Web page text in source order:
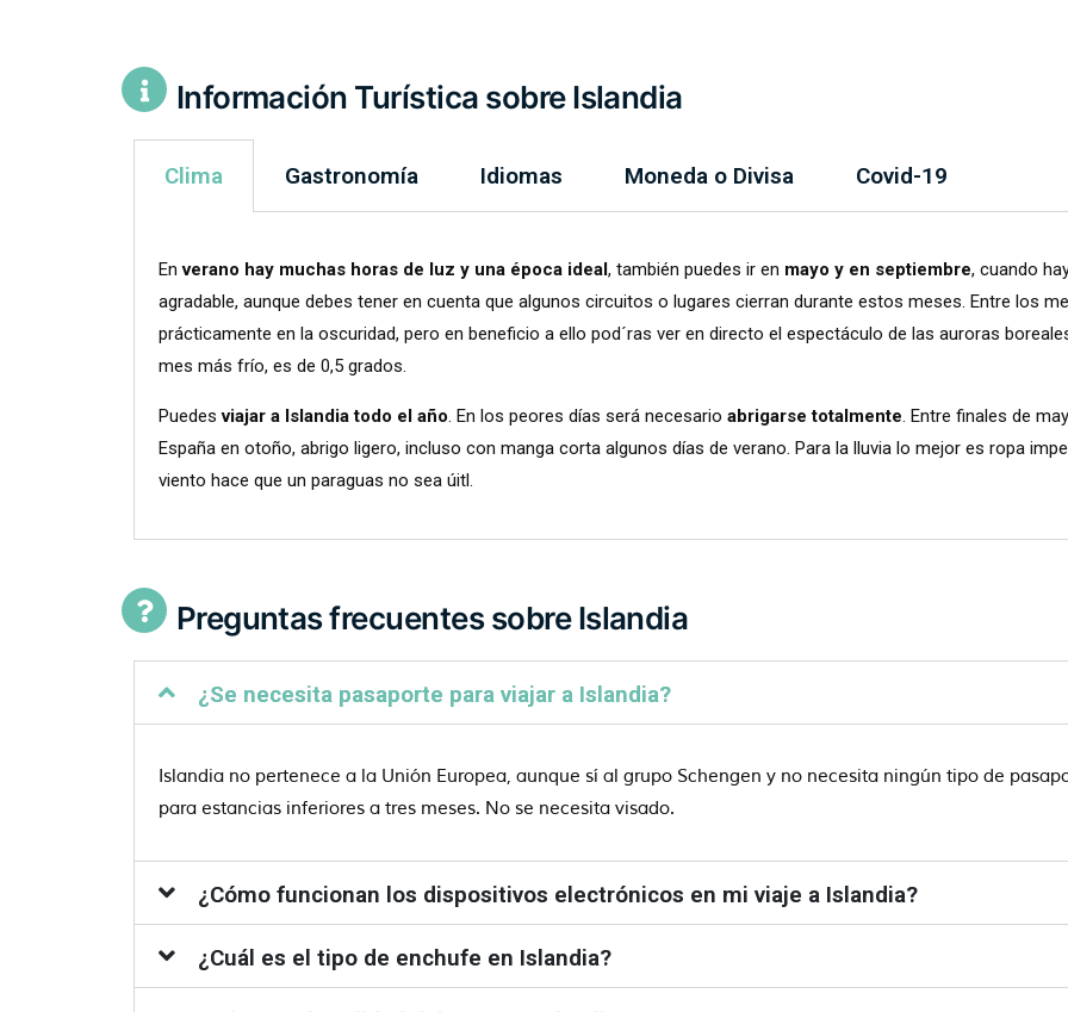
Información Turística sobre Islandia
Clima Gastronomía Idiomas Moneda o Divisa Covid-19
Enverano hay muchas horas de luz y una época ideal, también puedes ir en mayo y en septiembre, cuando
agradable, aunque debes tener en cuenta que algunos circuitos o lugares cierran durante estos meses. Entre los
prácticamente en la oscuridad, pero en beneficio a ello pod´ras ver en directo el espectáculo de las auroras
mes más frío, es de 0,5 grados.
Puedesviajar a Islandia todo el año. En los peores días será necesario abrigarse totalmente. Entre finales de
España en otoño, abrigo ligero, incluso con manga corta algunos días de verano. Para la lluvia lo mejor es ropa
viento hace que un paraguas no sea úitl.
Preguntas frecuentes sobre Islandia
¿Se necesita pasaporte para viajar a Islandia?
Islandia no pertenece a la Unión Europea, aunque sí al grupo Schengen y no necesita ningún tipo de
para estancias inferiores a tres meses. No se necesita visado.
¿Cómo funcionan los dispositivos electrónicos en mi viaje a Islandia?
¿Cuál es el tipo de enchufe en Islandia?